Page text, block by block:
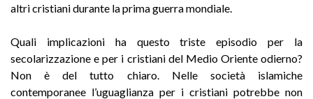
altri cristiani durante la prima guerra mondiale.
Quali implicazioni ha questo triste episodio per la
secolarizzazione e per i cristiani del Medio Oriente odierno?
Non è del tutto chiaro. Nelle società islamiche
contemporanee l’uguaglianza per i cristiani potrebbe non